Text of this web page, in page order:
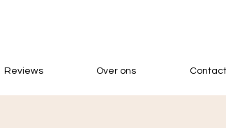
Reviews Over ons Contact